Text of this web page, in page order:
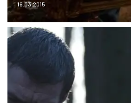
16.03.2015